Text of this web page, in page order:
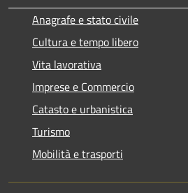
Anagrafe e stato civile
Cultura e tempo libero
Vita lavorativa
Imprese e Commercio
Catasto e urbanistica
Turismo
Mobilità e trasporti